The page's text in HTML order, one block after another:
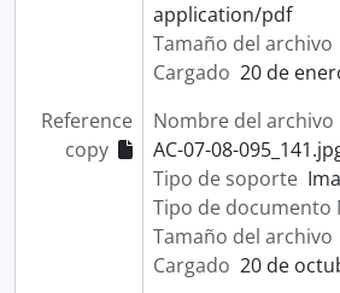
application/pdf
Tamaño del archivo
Cargado 20 de
Reference
copy
Nombre del archivo
AC-07-08-
Tipo de soporte
Tipo de documento
Tamaño del archivo
Cargado 20 de